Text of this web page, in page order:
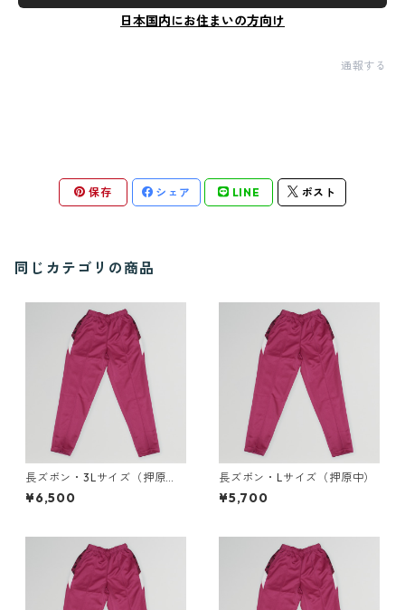
日本国内にお住まいの方向け
通報する
保存 シェア LINE ポスト
同じカテゴリの商品
長ズボン・3Lサイズ（押原
中）
¥6,500
長ズボン・Lサイズ（押原中）
¥5,700